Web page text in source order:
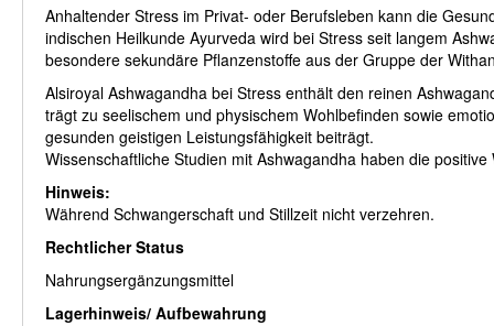
Anhaltender Stress im Privat- oder Berufsleben kann die
indischen Heilkunde Ayurveda wird bei Stress seit langem
besondere sekundäre Pflanzenstoffe aus der Gruppe der
Alsiroyal Ashwagandha bei Stress enthält den reinen
trägt zu seelischem und physischem Wohlbefinden sowie
gesunden geistigen Leistungsfähigkeit beiträgt.
Wissenschaftliche Studien mit Ashwagandha haben die
Hinweis:
Während Schwangerschaft und Stillzeit nicht verzehren.
Rechtlicher Status
Nahrungsergänzungsmittel
Lagerhinweis/ Aufbewahrung